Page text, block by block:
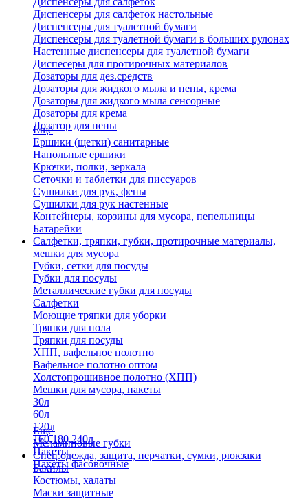
Диспенсеры для салфеток настольные
Диспенсеры для туалетной бумаги
Диспенсеры для туалетной бумаги в больших рулонах
Настенные диспенсеры для туалетной бумаги
Диспесеры для протирочных материалов
Дозаторы для дез.средств
Дозаторы для жидкого мыла и пены, крема
Дозаторы для жидкого мыла сенсорные
Дозаторы для крема
Дозатор для пены
Еще
Ершики (щетки) санитарные
Напольные ершики
Крючки, полки, зеркала
Сеточки и таблетки для писсуаров
Сушилки для рук, фены
Сушилки для рук настенные
Контейнеры, корзины для мусора, пепельницы
Батарейки
Салфетки, тряпки, губки, протирочные материалы,
мешки для мусора
Губки, сетки для посуды
Губки для посуды
Металлические губки для посуды
Салфетки
Моющие тряпки для уборки
Тряпки для пола
Тряпки для посуды
ХПП, вафельное полотно
Вафельное полотно оптом
Холстопрошивное полотно (ХПП)
Мешки для мусора, пакеты
30л
60л
120л
160,180,240л
Пакеты
Пакеты фасовочные
Еще
Меламиновые губки
Спец.одежда, защита, перчатки, сумки, рюкзаки
Бахилы
Костюмы, халаты
Маски защитные